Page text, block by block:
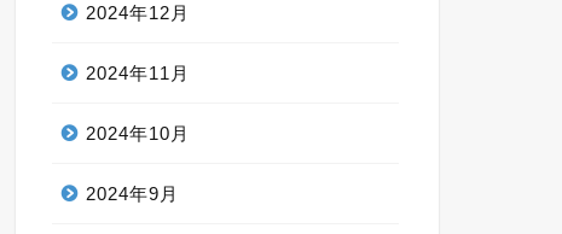
2024年12月
2024年11月
2024年10月
2024年9月